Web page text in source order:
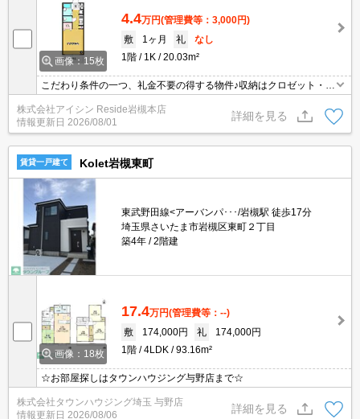
画像：15枚
4.4万円(管理費等：3,000円)
敷
1ヶ月 礼
なし
1階
1K 20.03m²
こだわり条件の一つ、礼金不要の得する物件♪収納はクロゼット・シ
ューズボックスなどが備え付けられているので、衣類や日用品の収
納に重宝します♪室内設備はエアコン・ネット使用料不要などが揃っ
ているので、快適に過ごしやすいお部屋になります♪新しい日々を送
るにふさわしい、きれいな室内です(*´ω`*)
株式会社アイシン Reside岩槻本店
情報更新日 2026/08/01
詳細を見る
賃貸一戸建て Kolet岩槻東町
東武野田線<アーバンパ･･･/岩槻駅 徒歩17分
埼玉県さいたま市岩槻区東町２丁目
築4年
2階建
画像：18枚
17.4万円(管理費等：--)
敷
174,000円 礼
174,000円
1階
4LDK 93.16m²
☆お部屋探しはタウンハウジング与野店まで☆
株式会社タウンハウジング埼玉 与野店
情報更新日 2026/08/06
詳細を見る